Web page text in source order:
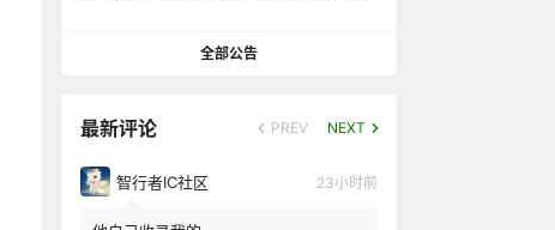
全部公告
最新评论 PREV NEXT
智行者IC社区 23小时前